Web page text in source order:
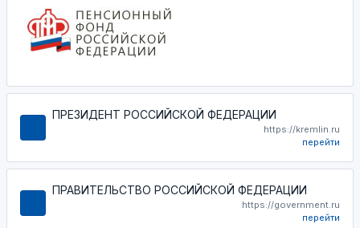
ПРЕЗИДЕНТ РОССИЙСКОЙ ФЕДЕРАЦИИ
https://kremlin.ru
перейти
ПРАВИТЕЛЬСТВО РОССИЙСКОЙ ФЕДЕРАЦИИ
https://government.ru
перейти